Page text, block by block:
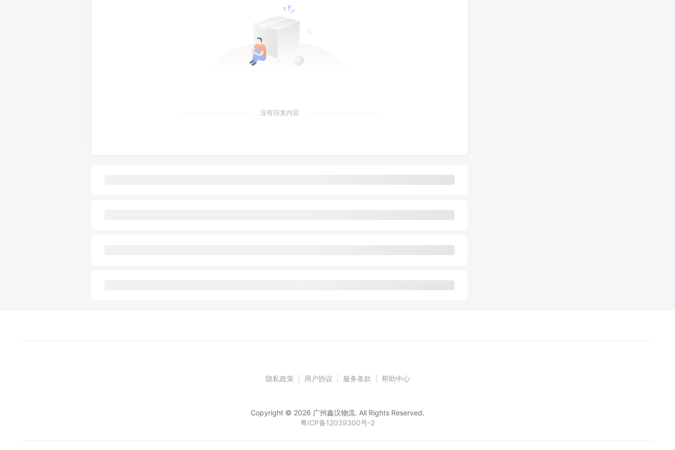
没有回复内容
隐私政策 用户协议 服务条款 帮助中心
Copyright © 2026 广州鑫汉物流. All Rights Reserved.
粤ICP备12039300号-2